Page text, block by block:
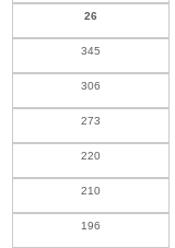
26
345
306
273
220
210
196